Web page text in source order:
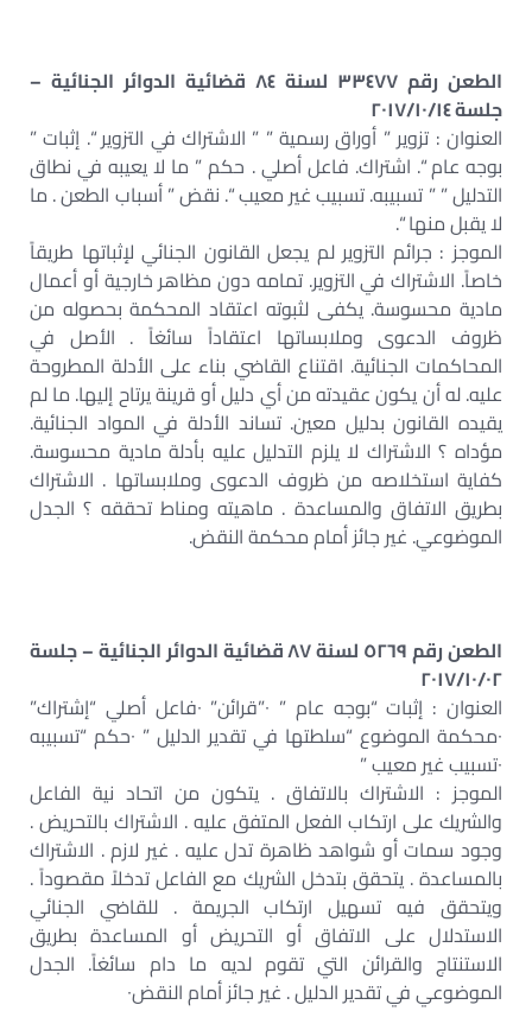
الطعن رقم ٣٣٤٧٧ لسنة ٨٤ قضائية الدوائر الجنائية –
جلسة ٢٠١٧/١٠/١٤
العنوان : تزوير ” أوراق رسمية ” ” الاشتراك في التزوير “. إثبات ”
بوجه عام “. اشتراك. فاعل أصلي . حكم ” ما لا يعيبه في نطاق
التدليل ” ” تسبيبه. تسبيب غير معيب “. نقض ” أسباب الطعن . ما
لا يقبل منها “.
الموجز : جرائم التزوير لم يجعل القانون الجنائي لإثباتها طريقاً
خاصاً. الاشتراك في التزوير. تمامه دون مظاهر خارجية أو أعمال
مادية محسوسة. يكفى لثبوته اعتقاد المحكمة بحصوله من
ظروف الدعوى وملابساتها اعتقاداً سائغاً . الأصل في
المحاكمات الجنائية. اقتناع القاضي بناء على الأدلة المطروحة
عليه. له أن يكون عقيدته من أي دليل أو قرينة يرتاح إليها. ما لم
يقيده القانون بدليل معين. تساند الأدلة في المواد الجنائية.
مؤداه ؟ الاشتراك لا يلزم التدليل عليه بأدلة مادية محسوسة.
كفاية استخلاصه من ظروف الدعوى وملابساتها . الاشتراك
بطريق الاتفاق والمساعدة . ماهيته ومناط تحققه ؟ الجدل
الموضوعي. غير جائز أمام محكمة النقض.
الطعن رقم ٥٢٦٩ لسنة ٨٧ قضائية الدوائر الجنائية – جلسة
٢٠١٧/١٠/٠٢
العنوان : إثبات “بوجه عام ” ٠”قرائن” ٠فاعل أصلي “إشتراك”
٠محكمة الموضوع “سلطتها في تقدير الدليل ” ٠حكم “تسبيبه
٠تسبيب غير معيب ”
الموجز : الاشتراك بالاتفاق . يتكون من اتحاد نية الفاعل
والشريك على ارتكاب الفعل المتفق عليه . الاشتراك بالتحريض .
وجود سمات أو شواهد ظاهرة تدل عليه . غير لازم . الاشتراك
بالمساعدة . يتحقق بتدخل الشريك مع الفاعل تدخلاً مقصوداً .
ويتحقق فيه تسهيل ارتكاب الجريمة . للقاضي الجنائي
الاستدلال على الاتفاق أو التحريض أو المساعدة بطريق
الاستنتاج والقرائن التي تقوم لديه ما دام سائغاً. الجدل
الموضوعي في تقدير الدليل . غير جائز أمام النقض٠